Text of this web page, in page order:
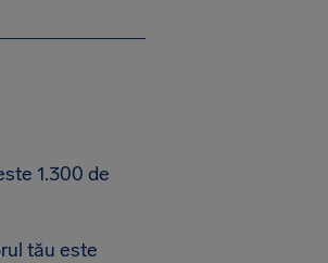
1.300 de
tău este